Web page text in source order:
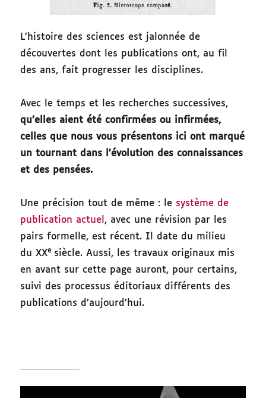
L’histoire des sciences est jalonnée de
découvertes dont les publications ont, au fil
des ans, fait progresser les disciplines.
Avec le temps et les recherches successives,
qu’elles aient été confirmées ou infirmées,
celles que nous vous présentons ici ont marqué
un tournant dans l’évolution des connaissances
et des pensées.
Une précision tout de même : le système de
publication actuel , avec une révision par les
pairs formelle, est récent. Il date du milieu
du XXe siècle. Aussi, les travaux originaux mis
en avant sur cette page auront, pour certains,
suivi des processus éditoriaux différents des
publications d’aujourd’hui.